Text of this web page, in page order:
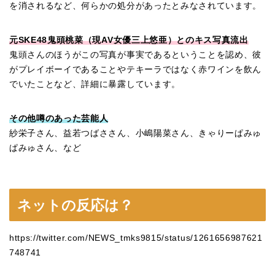
を消されるなど、何らかの処分があったとみなされています。
元SKE48鬼頭桃菜（現AV女優三上悠亜）とのキス写真流出
鬼頭さんのほうがこの写真が事実であるということを認め、彼
がプレイボーイであることやテキーラではなく赤ワインを飲ん
でいたことなど、詳細に暴露しています。
その他噂のあった芸能人
紗栄子さん、益若つばささん、小嶋陽菜さん、きゃりーぱみゅ
ぱみゅさん、など
ネットの反応は？
https://twitter.com/NEWS_tmks9815/status/1261656987621
748741